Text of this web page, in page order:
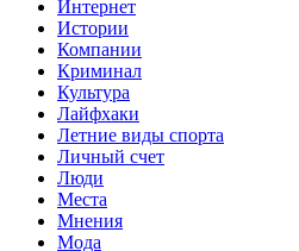
Интернет
Истории
Компании
Криминал
Культура
Лайфхаки
Летние виды спорта
Личный счет
Люди
Места
Мнения
Мода